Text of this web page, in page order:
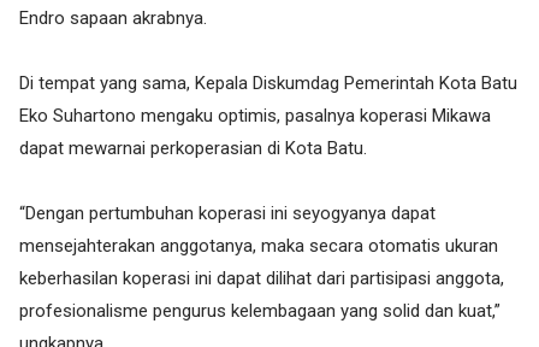
Endro sapaan akrabnya.
Di tempat yang sama, Kepala Diskumdag Pemerintah Kota Batu
Eko Suhartono mengaku optimis, pasalnya koperasi Mikawa
dapat mewarnai perkoperasian di Kota Batu.
“Dengan pertumbuhan koperasi ini seyogyanya dapat
mensejahterakan anggotanya, maka secara otomatis ukuran
keberhasilan koperasi ini dapat dilihat dari partisipasi anggota,
profesionalisme pengurus kelembagaan yang solid dan kuat,”